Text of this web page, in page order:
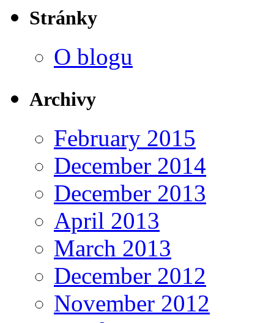
Stránky
O blogu
Archivy
February 2015
December 2014
December 2013
April 2013
March 2013
December 2012
November 2012